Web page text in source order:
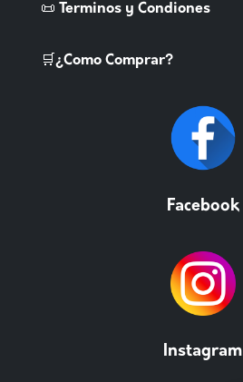
📜 Terminos y Condiones
🛒¿Como Comprar?
Facebook
Instagram